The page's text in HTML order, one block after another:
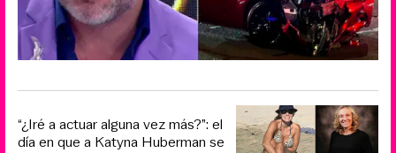
“¿Iré a actuar alguna vez más?”: el
día en que a Katyna Huberman se